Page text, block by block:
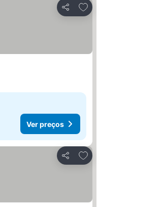
Partilhar
Adicionar aos favoritos
Ver preços
Partilhar
Adicionar aos favoritos